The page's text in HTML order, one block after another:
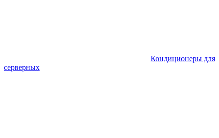
Кондиционеры для
серверных